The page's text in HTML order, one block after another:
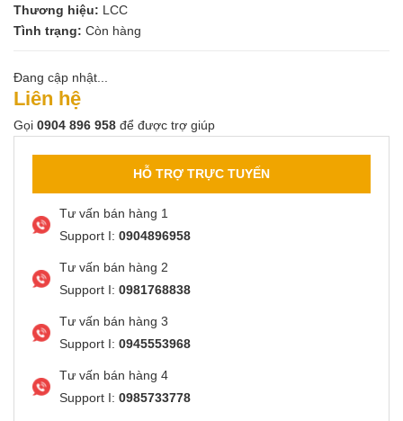
Thương hiệu: LCC
Tình trạng: Còn hàng
Đang cập nhật...
Liên hệ
Gọi 0904 896 958 để được trợ giúp
HỖ TRỢ TRỰC TUYẾN
Tư vấn bán hàng 1
Support I: 0904896958
Tư vấn bán hàng 2
Support I: 0981768838
Tư vấn bán hàng 3
Support I: 0945553968
Tư vấn bán hàng 4
Support I: 0985733778